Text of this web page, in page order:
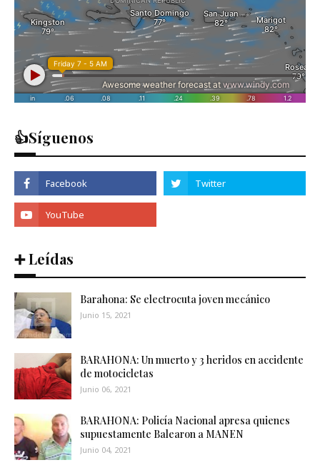
👍Síguenos
➕ Leídas
Barahona: Se electrocuta joven mecánico
Junio 15, 2021
BARAHONA: Un muerto y 3 heridos en accidente
de motocicletas
Junio 06, 2021
BARAHONA: Policía Nacional apresa quienes
supuestamente Balearon a MANEN
Junio 04, 2021